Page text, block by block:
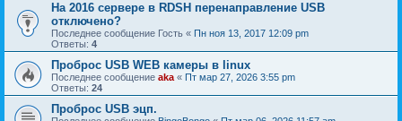
На 2016 сервере в RDSH перенаправление USB
отключено?
Последнее сообщение Гость « Пн ноя 13, 2017 12:09 pm
Ответы: 4
Проброс USB WEB камеры в linux
Последнее сообщение aka « Пт мар 27, 2026 3:55 pm
Ответы: 24
Проброс USB эцп.